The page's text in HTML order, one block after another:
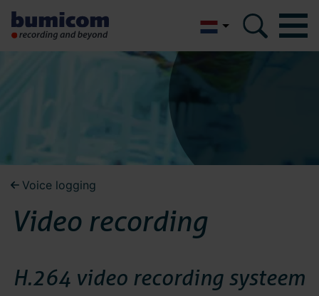
English
Over Bumicom
Bumicom referenties
Bumicom
certificeringen
Bumicom certificeringen
Privacy en data security
Vacatures
Recording
Voice logging
Video recording
H.264 video recording systeem